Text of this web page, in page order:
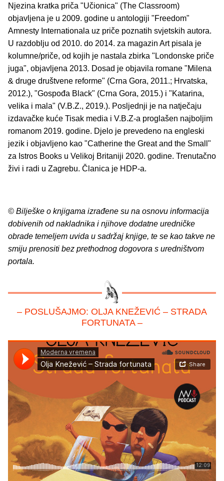
Njezina kratka priča "Učionica" (The Classroom)
objavljena je u 2009. godine u antologiji "Freedom"
Amnesty Internationala uz priče poznatih svjetskih autora.
U razdoblju od 2010. do 2014. za magazin Art pisala je
kolumne/priče, od kojih je nastala zbirka "Londonske priče
juga", objavljena 2013. Dosad je objavila romane "Milena
& druge društvene reforme" (Crna Gora, 2011.; Hrvatska,
2012.), "Gospođa Black" (Crna Gora, 2015.) i "Katarina,
velika i mala" (V.B.Z., 2019.). Posljednji je na natječaju
izdavačke kuće Tisak media i V.B.Z-a proglašen najboljim
romanom 2019. godine. Djelo je prevedeno na engleski
jezik i objavljeno kao "Catherine the Great and the Small"
za Istros Books u Velikoj Britaniji 2020. godine. Trenutačno
živi i radi u Zagrebu. Članica je HDP-a.
© Bilješke o knjigama izrađene su na osnovu informacija
dobivenih od nakladnika i njihove dodatne uredničke
obrade temeljem uvida u sadržaj knjige, te se kao takve ne
smiju prenositi bez prethodnog dogovora s uredništvom
portala.
– POSLUŠAJMO: OLJA KNEŽEVIĆ – STRADA
FORTUNATA –